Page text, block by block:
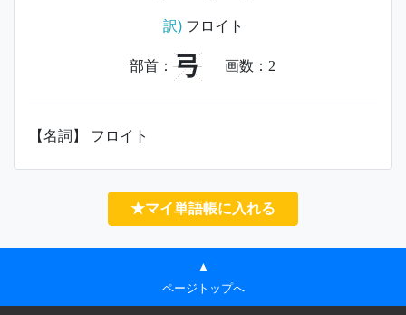
訳)フロイト
部首： 弓 画数： 2
【名詞】 フロイト
★マイ単語帳に入れる
▲
ページトップへ